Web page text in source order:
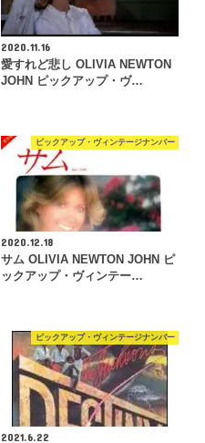
2020.11.16
愛すれど悲し OLIVIA NEWTON
JOHN ピックアップ・ヴ…
ピックアップ・ヴィンテージナンバー
2020.12.18
サム OLIVIA NEWTON JOHN ピ
ックアップ・ヴィンテー…
ピックアップ・ヴィンテージナンバー
2021.6.22